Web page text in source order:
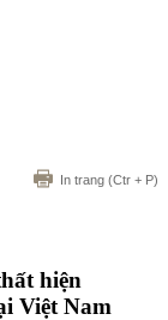
In trang (Ctr + P)
hiện
Việt Nam